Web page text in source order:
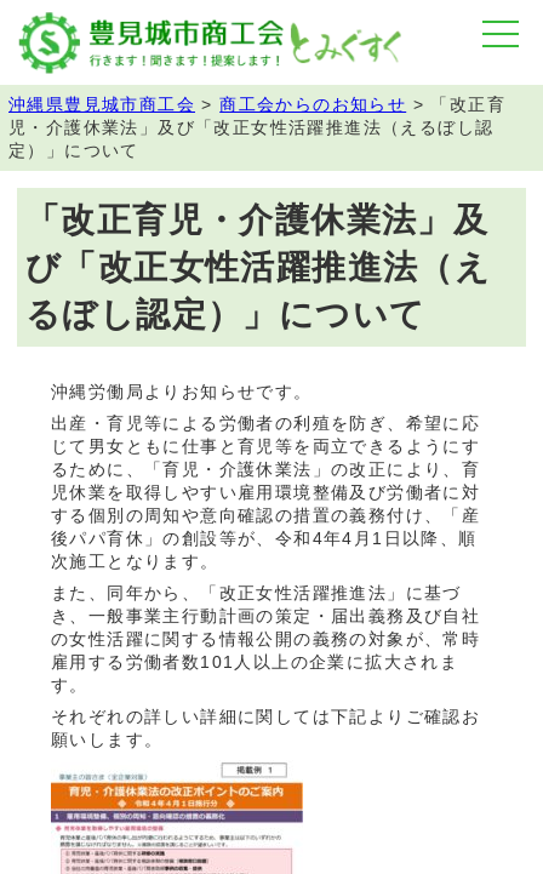
沖縄県豊見城市商工会 >商工会からのお知らせ >
「改正育
児・介護休業法」及び「改正女性活躍推進法（えるぼし認
定）」について
「改正育児・介護休業法」及
び「改正女性活躍推進法（え
るぼし認定）」について
沖縄労働局よりお知らせです。
出産・育児等による労働者の利殖を防ぎ、希望に応
じて男女ともに仕事と育児等を両立できるようにす
るために、「育児・介護休業法」の改正により、育
児休業を取得しやすい雇用環境整備及び労働者に対
する個別の周知や意向確認の措置の義務付け、「産
後パパ育休」の創設等が、令和4年4月1日以降、順
次施工となります。
また、同年から、「改正女性活躍推進法」に基づ
き、一般事業主行動計画の策定・届出義務及び自社
の女性活躍に関する情報公開の義務の対象が、常時
雇用する労働者数101人以上の企業に拡大されま
す。
それぞれの詳しい詳細に関しては下記よりご確認お
願いします。